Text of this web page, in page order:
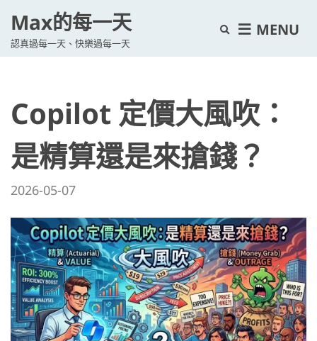
Max的每一天
認真過每一天、快樂過每一天
E
n
d
s
e
c
h
f
o
r
m
MENU
Copilot 定價大風吹：
是精算還是來搶錢？
2026-05-07